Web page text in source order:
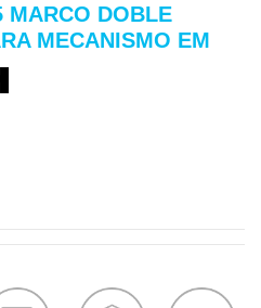
MARCO DOBLE
MECANISMO EM